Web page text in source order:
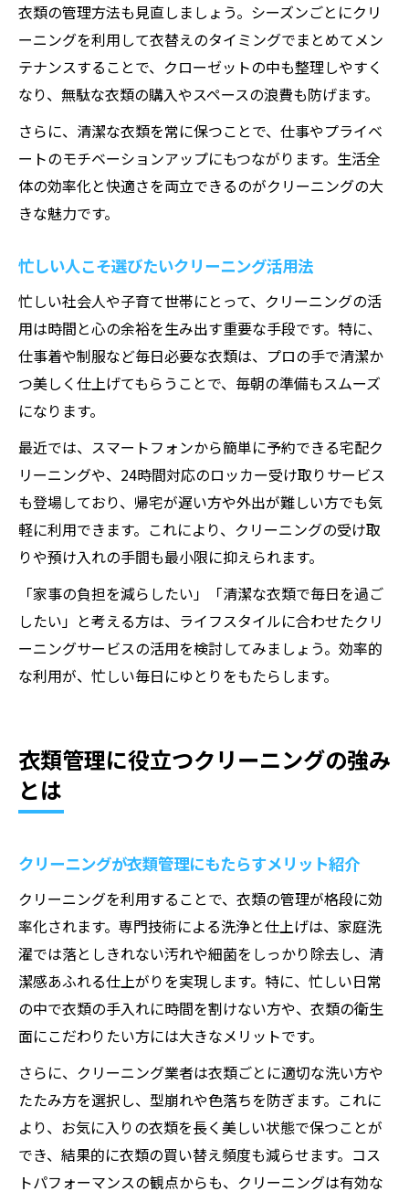
衣類の管理方法も見直しましょう。シーズンごとにクリ
ーニングを利用して衣替えのタイミングでまとめてメン
テナンスすることで、クローゼットの中も整理しやすく
なり、無駄な衣類の購入やスペースの浪費も防げます。
さらに、清潔な衣類を常に保つことで、仕事やプライベ
ートのモチベーションアップにもつながります。生活全
体の効率化と快適さを両立できるのがクリーニングの大
きな魅力です。
忙しい人こそ選びたいクリーニング活用法
忙しい社会人や子育て世帯にとって、クリーニングの活
用は時間と心の余裕を生み出す重要な手段です。特に、
仕事着や制服など毎日必要な衣類は、プロの手で清潔か
つ美しく仕上げてもらうことで、毎朝の準備もスムーズ
になります。
最近では、スマートフォンから簡単に予約できる宅配ク
リーニングや、24時間対応のロッカー受け取りサービス
も登場しており、帰宅が遅い方や外出が難しい方でも気
軽に利用できます。これにより、クリーニングの受け取
りや預け入れの手間も最小限に抑えられます。
「家事の負担を減らしたい」「清潔な衣類で毎日を過ご
したい」と考える方は、ライフスタイルに合わせたクリ
ーニングサービスの活用を検討してみましょう。効率的
な利用が、忙しい毎日にゆとりをもたらします。
衣類管理に役立つクリーニングの強み
とは
クリーニングが衣類管理にもたらすメリット紹介
クリーニングを利用することで、衣類の管理が格段に効
率化されます。専門技術による洗浄と仕上げは、家庭洗
濯では落としきれない汚れや細菌をしっかり除去し、清
潔感あふれる仕上がりを実現します。特に、忙しい日常
の中で衣類の手入れに時間を割けない方や、衣類の衛生
面にこだわりたい方には大きなメリットです。
さらに、クリーニング業者は衣類ごとに適切な洗い方や
たたみ方を選択し、型崩れや色落ちを防ぎます。これに
より、お気に入りの衣類を長く美しい状態で保つことが
でき、結果的に衣類の買い替え頻度も減らせます。コス
トパフォーマンスの観点からも、クリーニングは有効な